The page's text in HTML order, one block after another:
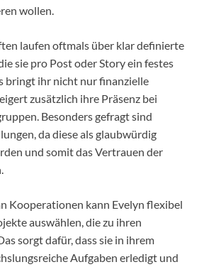
wollen.
laufen oftmals über klar definierte
sie pro Post oder Story ein festes
bringt ihr nicht nur finanzielle
zusätzlich ihre Präsenz bei
Besonders gefragt sind
da diese als glaubwürdig
und somit das Vertrauen der
Kooperationen kann Evelyn flexibel
auswählen, die zu ihren
sorgt dafür, dass sie in ihrem
Aufgaben erledigt und